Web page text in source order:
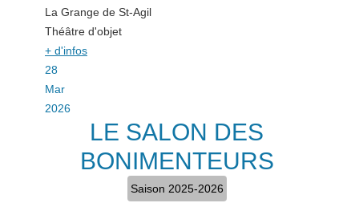
La Grange de St-Agil
Théâtre d'objet
+ d'infos
28
Mar
2026
LE SALON DES
BONIMENTEURS
Saison 2025-2026